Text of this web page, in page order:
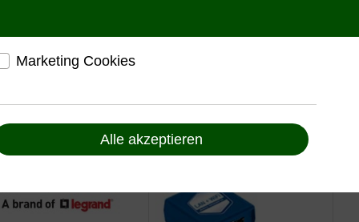
Marketing Cookies
Angebote und Services anbieten zu
können
Liefern Anzeigen, die zu Ihren Interessen passen
bestmöglichen Service anbieten zu können
Alle akzeptieren